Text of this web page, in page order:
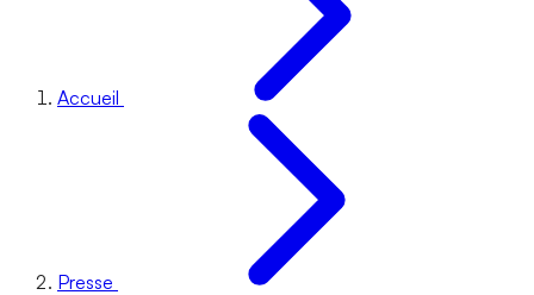
Accueil
Presse